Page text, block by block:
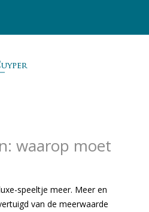
waarop moet
speeltje meer. Meer en
van de meerwaarde